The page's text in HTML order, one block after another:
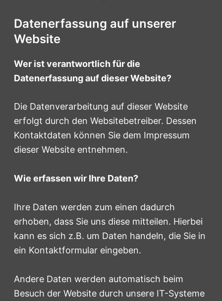
Datenerfassung auf unserer
Website
Wer ist verantwortlich für die
Datenerfassung auf dieser Website?
Die Datenverarbeitung auf dieser Website
erfolgt durch den Websitebetreiber. Dessen
Kontaktdaten können Sie dem Impressum
dieser Website entnehmen.
Wie erfassen wir Ihre Daten?
Ihre Daten werden zum einen dadurch
erhoben, dass Sie uns diese mitteilen. Hierbei
kann es sich z.B. um Daten handeln, die Sie in
ein Kontaktformular eingeben.
Andere Daten werden automatisch beim
Besuch der Website durch unsere IT-Systeme